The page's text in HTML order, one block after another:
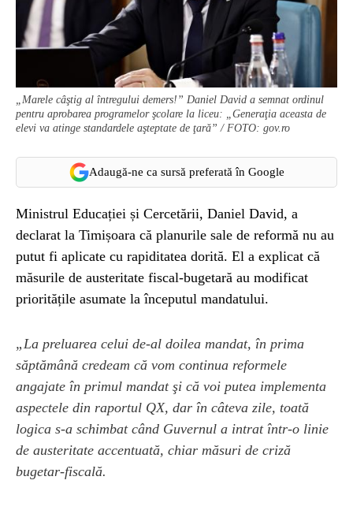
„Marele câştig al întregului demers!” Daniel David a semnat ordinul
pentru aprobarea programelor şcolare la liceu: „Generaţia aceasta de
elevi va atinge standardele aşteptate de ţară” / FOTO: gov.ro
Adaugă-ne ca sursă preferată în Google
Ministrul Educației și Cercetării, Daniel David, a
declarat la Timișoara că planurile sale de reformă nu au
putut fi aplicate cu rapiditatea dorită. El a explicat că
măsurile de austeritate fiscal-bugetară au modificat
prioritățile asumate la începutul mandatului.
„La preluarea celui de-al doilea mandat, în prima
săptămână credeam că vom continua reformele
angajate în primul mandat şi că voi putea implementa
aspectele din raportul QX, dar în câteva zile, toată
logica s-a schimbat când Guvernul a intrat într-o linie
de austeritate accentuată, chiar măsuri de criză
bugetar-fiscală.